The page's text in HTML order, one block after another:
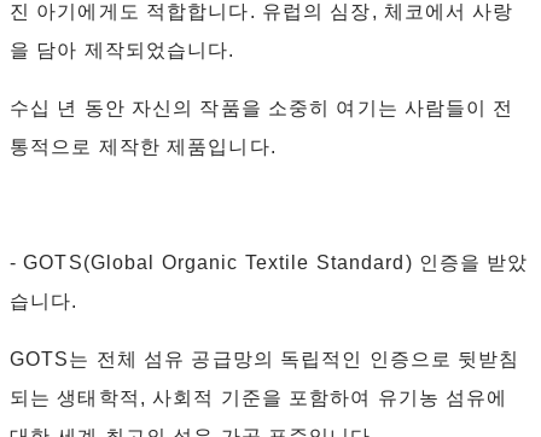
진 아기에게도 적합합니다. 유럽의 심장, 체코에서 사랑
을 담아 제작되었습니다.
수십 년 동안 자신의 작품을 소중히 여기는 사람들이 전
통적으로 제작한 제품입니다.
- GOTS(Global Organic Textile Standard) 인증을 받았
습니다.
GOTS는 전체 섬유 공급망의 독립적인 인증으로 뒷받침
되는 생태학적, 사회적 기준을 포함하여 유기농 섬유에